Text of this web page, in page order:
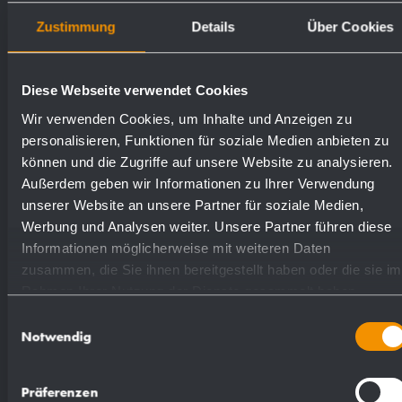
Zustimmung Details Über Cookies
Diese Webseite verwendet Cookies
Wir verwenden Cookies, um Inhalte und Anzeigen zu
personalisieren, Funktionen für soziale Medien anbieten zu
können und die Zugriffe auf unsere Website zu analysieren.
Außerdem geben wir Informationen zu Ihrer Verwendung
unserer Website an unsere Partner für soziale Medien,
Werbung und Analysen weiter. Unsere Partner führen diese
Informationen möglicherweise mit weiteren Daten
zusammen, die Sie ihnen bereitgestellt haben oder die sie im
Rahmen Ihrer Nutzung der Dienste gesammelt haben.
Notwendig
Präferenzen
Oberflächen Bestellnummern
matt geschliffen (standard) 722977
hochglanzpoliert 731977
(farbig) Pulver-beschichtet 728977
Textvorschlag für Ausschreibungen:
Kombination, bestehend aus Sensor-